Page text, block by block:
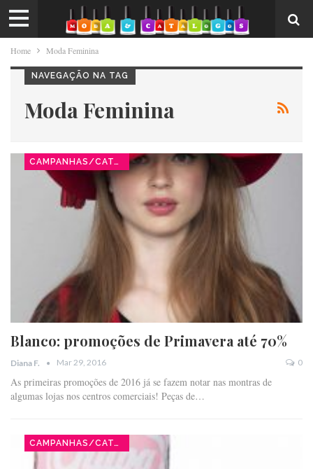
Home Moda Feminina
NAVEGAÇÃO NA TAG
Moda Feminina
CAMPANHAS/CATÁLOGOS
Blanco: promoções de Primavera até 70%
Diana F. Mar 29, 2016 0
As primeiras promoções de 2016 já se fazem notar nas montras de
algumas lojas nos centros comerciais! Peças de…
CAMPANHAS/CATÁLOGOS